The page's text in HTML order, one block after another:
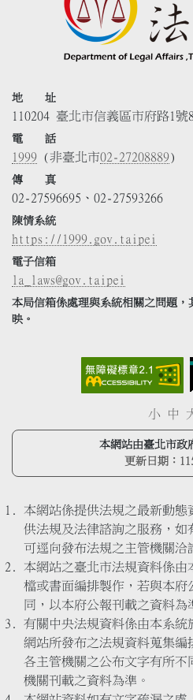
地 址
110204 臺北市信義區市府路1號
電 話
1999 (非臺北市02-27208889)
傳 真
02-27596695、02-27593266
陳情系統
https://1999.gov.taipei
電子信箱
la_laws@gov.taipei
本局信箱係處理與系統相關之問題
映。
小 中
本網站由臺北市政
更新日期：
本網站係提供法規之最新動
供法規及法律諮詢之服務，如
可逕向發布法規之主管機關洽
本網站之臺北市法規資料係
檔或書面編排製作，若與本府
同，以本府公報刊載之資料為
有關中央法規資料係由本系統
網站所發布之法規資料蒐集編
各主管機關之公布文字有所不
機關刊載之資料為準。